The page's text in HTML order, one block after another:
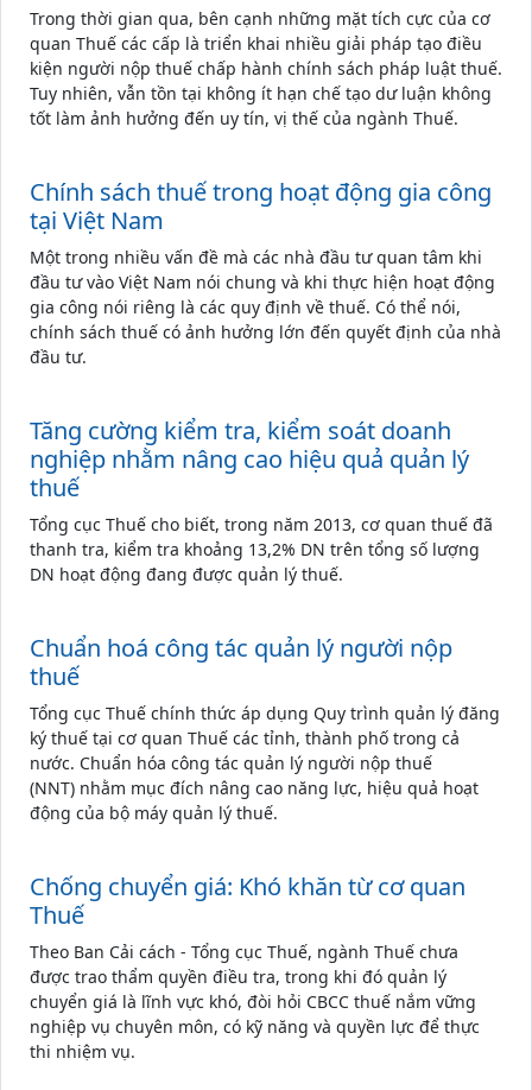
Trong thời gian qua, bên cạnh những mặt tích cực của cơ
quan Thuế các cấp là triển khai nhiều giải pháp tạo điều
kiện người nộp thuế chấp hành chính sách pháp luật thuế.
Tuy nhiên, vẫn tồn tại không ít hạn chế tạo dư luận không
tốt làm ảnh hưởng đến uy tín, vị thế của ngành Thuế.
Chính sách thuế trong hoạt động gia công
tại Việt Nam
Một trong nhiều vấn đề mà các nhà đầu tư quan tâm khi
đầu tư vào Việt Nam nói chung và khi thực hiện hoạt động
gia công nói riêng là các quy định về thuế. Có thể nói,
chính sách thuế có ảnh hưởng lớn đến quyết định của nhà
đầu tư.
Tăng cường kiểm tra, kiểm soát doanh
nghiệp nhằm nâng cao hiệu quả quản lý
thuế
Tổng cục Thuế cho biết, trong năm 2013, cơ quan thuế đã
thanh tra, kiểm tra khoảng 13,2% DN trên tổng số lượng
DN hoạt động đang được quản lý thuế.
Chuẩn hoá công tác quản lý người nộp
thuế
Tổng cục Thuế chính thức áp dụng Quy trình quản lý đăng
ký thuế tại cơ quan Thuế các tỉnh, thành phố trong cả
nước. Chuẩn hóa công tác quản lý người nộp thuế
(NNT) nhằm mục đích nâng cao năng lực, hiệu quả hoạt
động của bộ máy quản lý thuế.
Chống chuyển giá: Khó khăn từ cơ quan
Thuế
Theo Ban Cải cách - Tổng cục Thuế, ngành Thuế chưa
được trao thẩm quyền điều tra, trong khi đó quản lý
chuyển giá là lĩnh vực khó, đòi hỏi CBCC thuế nắm vững
nghiệp vụ chuyên môn, có kỹ năng và quyền lực để thực
thi nhiệm vụ.